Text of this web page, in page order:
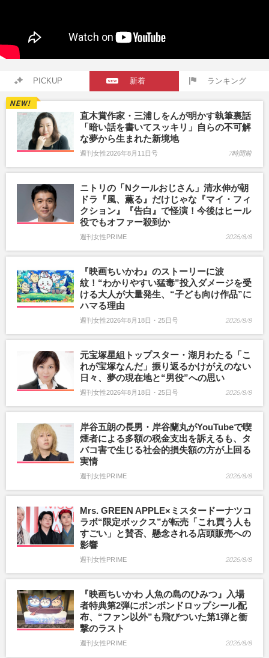
PICKUP 新着 ランキング
直木賞作家・三浦しをんが明かす執筆裏話
「暗い話を書いてスッキリ」自らの不可解
な夢から生まれた新境地
週刊女性2026年8月11日号 7時間前
ニトリの「Nクールおじさん」清水伸が朝
ドラ『風、薫る』だけじゃな『マイ・フィ
クション』『告白』で怪演！今後はヒール
役でもオファー殺到か
週刊女性PRIME 2026/8/8
『映画ちいかわ』のストーリーに波
紋！“わかりやすい猛毒”投入ダメージを受
ける大人が大量発生、“子ども向け作品”に
ハマる理由
週刊女性2026年8月18日・25日号 2026/8/8
元宝塚星組トップスター・湖月わたる「こ
れが宝塚なんだ」振り返るかけがえのない
日々、夢の現在地と“男役”への思い
週刊女性2026年8月18日・25日号 2026/8/8
岸谷五朗の長男・岸谷蘭丸がYouTubeで喫
煙者による多額の税金支出を訴えるも、タ
バコ害で生じる社会的損失額の方が上回る
実情
週刊女性PRIME 2026/8/8
Mrs. GREEN APPLE×ミスタードーナツコ
ラボ“限定ボックス”が転売「これ買う人も
すごい」と賛否、懸念される店頭販売への
影響
週刊女性PRIME 2026/8/8
『映画ちいかわ 人魚の島のひみつ』入場
者特典第2弾にボンボンドロップシール配
布、“ファン以外”も飛びついた第1弾と衝
撃のラスト
週刊女性PRIME 2026/8/8